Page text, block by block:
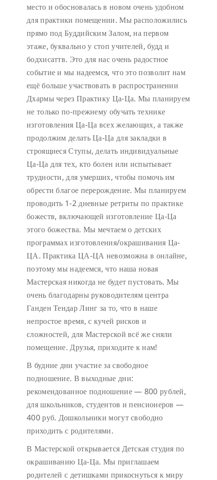
место и обосновалась в новом очень удобном
для практики помещении. Мы расположились
прямо под Буддийским Залом, на первом
этаже, буквально у стоп учителей, будд и
бодхисаттв. Это для нас очень радостное
событие и мы надеемся, что это позволит нам
ещё больше участвовать в распространении
Дхармы через Практику Ца-Ца. Мы планируем
не только по-прежнему обучать технике
изготовления Ца-Ца всех желающих, а также
продолжим делать Ца-Ца для закладки в
строящиеся Ступы, делать индивидуальные
Ца-Ца для тех, кто болен или испытывает
трудности, для умерших, чтобы помочь им
обрести благое перерождение. Мы планируем
проводить 1-2 дневные ретриты по практике
божеств, включающей изготовление Ца-Ца
этого божества. Мы мечтаем о детских
программах изготовления/окрашивания Ца-
ЦА. Практика ЦА-ЦА невозможна в онлайне,
поэтому мы надеемся, что наша новая
Мастерская никогда не будет пустовать. Мы
очень благодарны руководителям центра
Ганден Тендар Линг за то, что в наше
непростое время, с кучей рисков и
сложностей, для Мастерской всё же сняли
помещение. Друзья, приходите к нам!
В будние дни участие за свободное
подношение. В выходные дни:
рекомендованное подношение — 800 рублей,
для школьников, студентов и пенсионеров —
400 руб. Дошкольники могут свободно
приходить с родителями.
В Мастерской открывается Детская студия по
окрашиванию Ца-Ца. Мы приглашаем
родителей с детишками прикоснуться к миру